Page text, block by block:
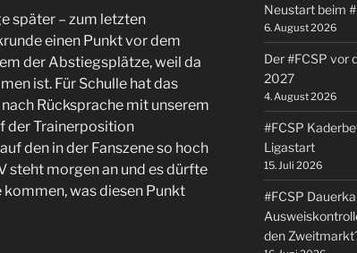
später – zum letzten
einen Punkt vor dem
der Abstiegsplätze, weil da
ist. Für Schulle hat das
Rücksprache mit unserem
der Trainerposition
den in der Fanszene so hoch
steht morgen an und es dürfte
was diesen Punkt
Neustart beim
6. August 2026
Der #FCSP vor
2027
4. August 2026
#FCSP
Ligastart
15. Juli 2026
#FCSP
den